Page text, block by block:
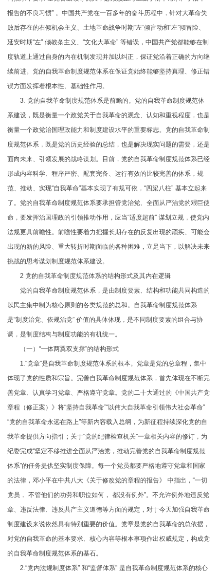
报告的不良习惯” 。中国共产党在一百多年的奋斗历程中，针对大革命失
败后存在的右倾机会主义、土地革命战争时期“左”倾盲动和“左”倾冒险、
延安时期“左” 倾教条主义、“文化大革命” 等错误，中国共产党都能够在制
度轨道上通过自身的内在机制发现并加以纠正，保证党沿着正确的方向继
续前进。党的自我革命制度规范体系在保证党始终能够坚持真理、修正错
误方面发挥着根本性、基础性作用。
3. 党的自我革命制度规范体系是前瞻的。党的自我革命制度规范体
系建设，既是衡量一个政党关于自我革命的观念、认知和重视程度，也是
衡量一个政党治国理政能力和制度建设水平的重要标志。党的自我革命制
度规范体系，既是党的历史经验的总结，也是解决现实问题的需要，还是
面向未来、引领发展的战略谋划。目前，党的自我革命制度规范体系已经
形成内容科学、程序严密、配套完备、运行有效的比较完善的体系，规
范、推动、实现“自我革命”基本实现了有规可依，“四梁八柱” 基本立起来
了。党的自我革命制度规范体系要承担管党治党、全面从严治党的艰巨使
命，要发挥治国理政的引领推动作用，应当“适度超前” 谋划立规，使党内
法规更具前瞻性。前瞻性要着力把握长期存在的反复出现的顽疾、可能会
出现的新的风险、重大转折时期面临的各种困难，立足当下，以解决未来
挑战的思考谋划制度规范体系建设。
2 党的自我革命制度规范体系的结构形式及其内在逻辑
党的自我革命制度规范体系，是由制度要素、结构和功能共同构造的
以民主集中制为核心原则的各类规范的总和。自我革命制度规范体系
是“制度治党、依规治党” 价值的具体体现，是不同制度要素的组合与协
调，是制度结构与制度功能的有机统一。
（一）“一体两翼双支撑”的结构形式
1.“党章”是自我革命制度规范体系的根本。党章是党的总章程，集中
体现了党的性质和宗旨。完善自我革命制度规范体系，首先体现在不断完
善党章、认真学习党章、严格遵守党章。党的二十大通过的《中国共产党
章程（修正案）》将“坚持自我革命”“以伟大自我革命引领伟大社会革命”
“党的自我革命永远在路上”等新内容载入总纲，为新征程持续深化党的自
我革命提供方向指引；关于“党的纪律检查机关”一章相关内容的修订，为
纪委完成“坚定不移推进全面从严治党，推动完善党的自我革命制度规范
体系”的任务提供坚实制度保障。每一个党员都要严格地遵守党章和国家
的法律，邓小平在中共八大《关于修改党的章程的报告》 中指出，“一切
党员， 不管他们的功劳和职位如何， 都没有例外”。不允许例外地违反党
章、违反法律、违反共产主义道德等方面的规定，对于今天加强自我革命
制度建设来说依然具有特别重要的价值。党章是党的自我革命的总依据，
对党的自我革命的基本要求、核心内容等根本事项作出权威规定，构成党
的自我革命制度规范体系的基石。
2.“党内法规制度体系” 和“监督体系” 是自我革命制度规范体系的核心